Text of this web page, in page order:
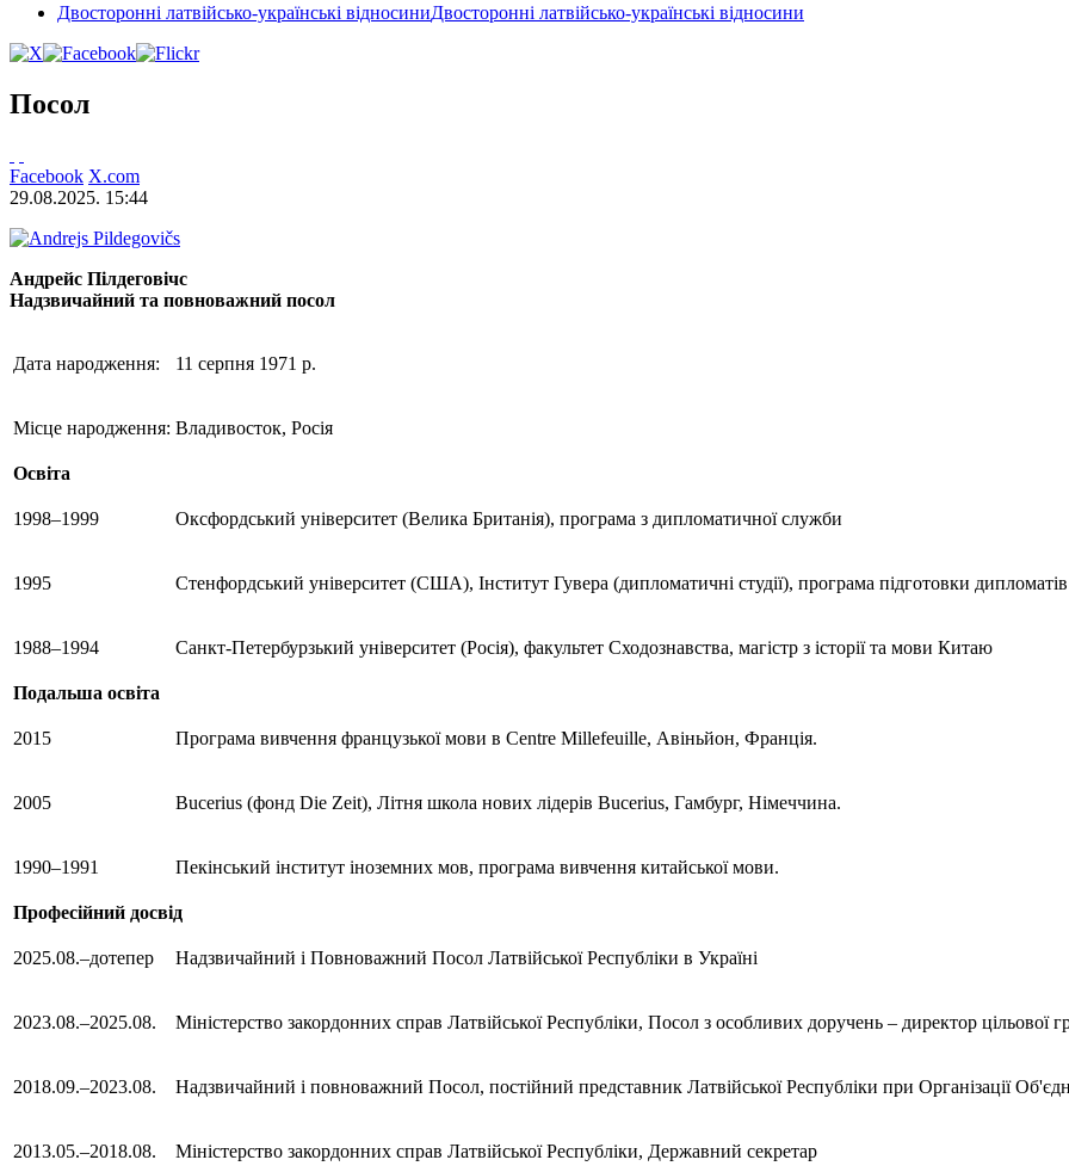
Двосторонні латвійсько-українські відносиниДвосторонні латвійсько-українські відносини
Посол
Facebook X.com
29.08.2025. 15:44
Андрейс Пілдеговічс
Надзвичайний та повноважний посол
Дата народження: 11 серпня 1971 р.
Місце народження: Владивосток, Росія
Освіта
1998–1999 Оксфордський університет (Велика Британія), програма з дипломатичної служби
1995 Стенфордський університет (США), Інститут Гувера (дипломатичні студії), програма підготовки дипломатів
1988–1994 Санкт-Петербурзький університет (Росія), факультет Сходознавства, магістр з історії та мови Китаю
Подальша освіта
2015 Програма вивчення французької мови в Centre Millefeuille, Авіньйон, Франція.
2005 Bucerius (фонд Die Zeit), Літня школа нових лідерів Bucerius, Гамбург, Німеччина.
1990–1991 Пекінський інститут іноземних мов, програма вивчення китайської мови.
Професійний досвід
2025.08.–дотепер Надзвичайний і Повноважний Посол Латвійської Республіки в Україні
2023.08.–2025.08. Міністерство закордонних справ Латвійської Республіки, Посол з особливих доручень – директор цільової
2018.09.–2023.08. Надзвичайний і повноважний Посол, постійний представник Латвійської Республіки при Організації
2013.05.–2018.08. Міністерство закордонних справ Латвійської Республіки, Державний секретар